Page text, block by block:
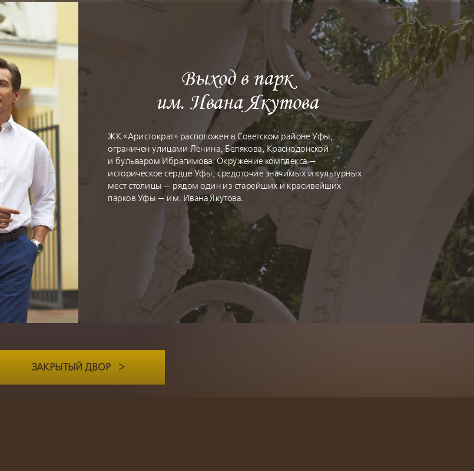
Выход в парк
им. Ивана Якутова
ЖК «Аристократ» расположен в Советском районе Уфы,
ограничен улицами Ленина, Белякова, Краснодонской
и бульваром Ибрагимова. Окружение комплекса —
историческое сердце Уфы, средоточие значимых и культурных
мест столицы — рядом один из старейших и красивейших
парков Уфы — им. Ивана Якутова.
ЗАКРЫТЫЙ ДВОР >